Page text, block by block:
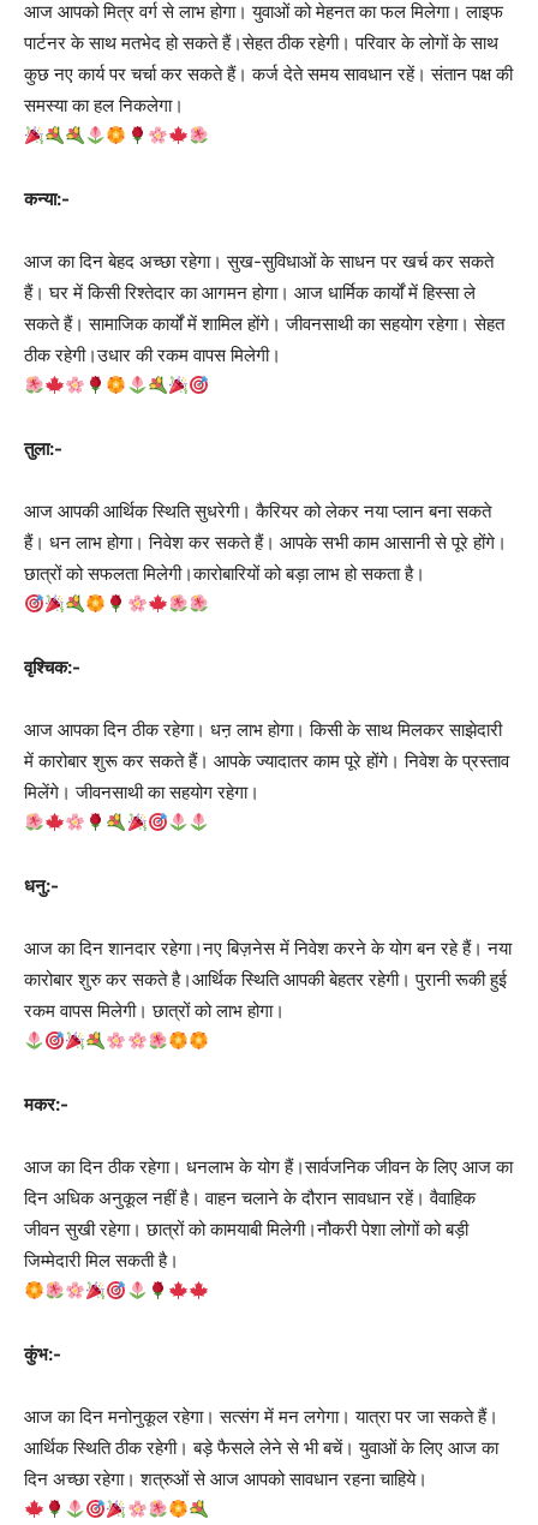
आज आपको मित्र वर्ग से लाभ होगा। युवाओं को मेहनत का फल मिलेगा। लाइफ
पार्टनर के साथ मतभेद हो सकते हैं।सेहत ठीक रहेगी। परिवार के लोगों के साथ
कुछ नए कार्य पर चर्चा कर सकते हैं। कर्ज देते समय सावधान रहें। संतान पक्ष की
समस्या का हल निकलेगा।
कन्या:-
आज का दिन बेहद अच्छा रहेगा। सुख-सुविधाओं के साधन पर खर्च कर सकते
हैं। घर में किसी रिश्तेदार का आगमन होगा। आज धार्मिक कार्यों में हिस्सा ले
सकते हैं। सामाजिक कार्यों में शामिल होंगे। जीवनसाथी का सहयोग रहेगा। सेहत
ठीक रहेगी।उधार की रकम वापस मिलेगी।
तुला:-
आज आपकी आर्थिक स्थिति सुधरेगी। कैरियर को लेकर नया प्लान बना सकते
हैं। धन लाभ होगा। निवेश कर सकते हैं। आपके सभी काम आसानी से पूरे होंगे।
छात्रों को सफलता मिलेगी।कारोबारियों को बड़ा लाभ हो सकता है।
वृश्चिक:-
आज आपका दिन ठीक रहेगा। धऩ लाभ होगा। किसी के साथ मिलकर साझेदारी
में कारोबार शुरू कर सकते हैं। आपके ज्यादातर काम पूरे होंगे। निवेश के प्रस्ताव
मिलेंगे। जीवनसाथी का सहयोग रहेगा।
धनु:-
आज का दिन शानदार रहेगा।नए बिज़नेस में निवेश करने के योग बन रहे हैं। नया
कारोबार शुरु कर सकते है।आर्थिक स्थिति आपकी बेहतर रहेगी। पुरानी रूकी हुई
रकम वापस मिलेगी। छात्रों को लाभ होगा।
मकर:-
आज का दिन ठीक रहेगा। धनलाभ के योग हैं।सार्वजनिक जीवन के लिए आज का
दिन अधिक अनुकूल नहीं है। वाहन चलाने के दौरान सावधान रहें। वैवाहिक
जीवन सुखी रहेगा। छात्रों को कामयाबी मिलेगी।नौकरी पेशा लोगों को बड़ी
जिम्मेदारी मिल सकती है।
कुंभ:-
आज का दिन मनोनुकूल रहेगा। सत्संग में मन लगेगा। यात्रा पर जा सकते हैं।
आर्थिक स्थिति ठीक रहेगी। बड़े फैसले लेने से भी बचें। युवाओं के लिए आज का
दिन अच्छा रहेगा। शत्रुओं से आज आपको सावधान रहना चाहिये।